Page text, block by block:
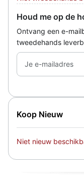
Houd me op de
Ontvang een e-
tweedehands
Je e-mailadres
Koop Nieuw
Niet nieuw